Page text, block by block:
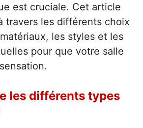
est cruciale. Cet article
travers les différents choix
les styles et les
pour que votre salle
les différents types